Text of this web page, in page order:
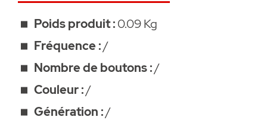
Poids produit :0.09 Kg
Fréquence :/
Nombre de boutons :/
Couleur :/
Génération :/